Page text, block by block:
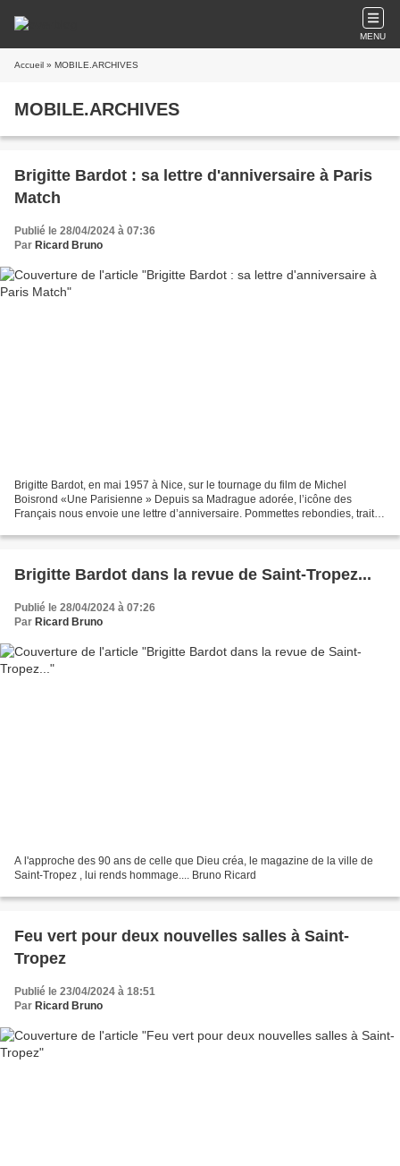
MENU
Accueil » MOBILE.ARCHIVES
MOBILE.ARCHIVES
Brigitte Bardot : sa lettre d'anniversaire à Paris
Match
Publié le 28/04/2024 à 07:36
Par Ricard Bruno
Brigitte Bardot, en mai 1957 à Nice, sur le tournage du film de Michel
Boisrond «Une Parisienne » Depuis sa Madrague adorée, l’icône des
Français nous envoie une lettre d’anniversaire. Pommettes rebondies, traits
Brigitte Bardot dans la revue de Saint-Tropez...
Publié le 28/04/2024 à 07:26
Par Ricard Bruno
A l'approche des 90 ans de celle que Dieu créa, le magazine de la ville de
Saint-Tropez , lui rends hommage.... Bruno Ricard
Feu vert pour deux nouvelles salles à Saint-
Tropez
Publié le 23/04/2024 à 18:51
Par Ricard Bruno